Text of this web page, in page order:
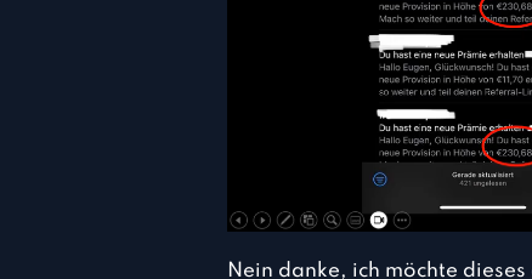
Nein danke, ich möchte